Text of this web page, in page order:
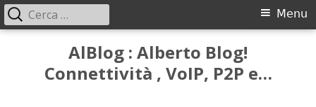
contenuto
AlBlog : Alberto Blog!
Connettività , VoIP, P2P e…
Menu
principale
Menu
Ricerca
per: